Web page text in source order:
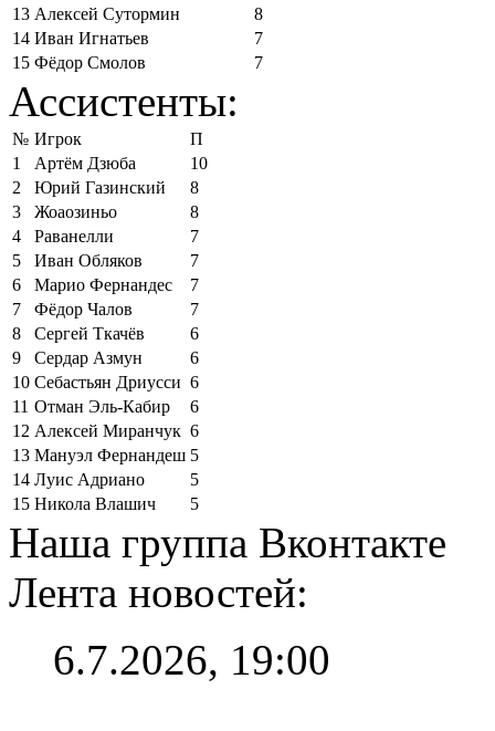
13 Алексей Сутормин
8
14 Иван Игнатьев
7
15 Фёдор Смолов 7
Ассистенты:
№ Игрок
П
1
Артём Дзюба
10
2
Юрий Газинский
8
3
Жоаозиньо
8
4
Раванелли
7
5
Иван Обляков
7
6
Марио Фернандес
7
7
Фёдор Чалов
7
8
Сергей Ткачёв
6
9
Сердар Азмун
6
10 Себастьян Дриусси 6
11 Отман Эль-Кабир
6
12 Алексей Миранчук 6
13 Мануэл Фернандеш 5
14 Луис Адриано
5
15 Никола Влашич 5
Наша группа Вконтакте
Лента новостей:
6.7.2026, 19:00